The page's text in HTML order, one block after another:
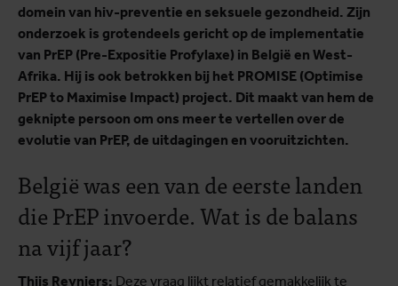
domein van hiv-preventie en seksuele gezondheid. Zijn
onderzoek is grotendeels gericht op de implementatie
van PrEP (Pre-Expositie Profylaxe) in België en West-
Afrika. Hij is ook betrokken bij het PROMISE (Optimise
PrEP to Maximise Impact) project. Dit maakt van hem de
geknipte persoon om ons meer te vertellen over de
evolutie van PrEP, de uitdagingen en vooruitzichten.
België was een van de eerste landen
die PrEP invoerde. Wat is de balans
na vijf jaar?
Thijs Reyniers: Deze vraag lijkt relatief gemakkelijk te